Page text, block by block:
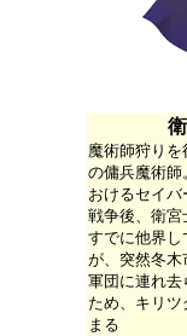
魔術師狩り
の傭兵魔術師
おけるセイ
戦争後、衛宮
すでに他界し
が、突然冬木
軍団に連れ去
ため、キリ
まる